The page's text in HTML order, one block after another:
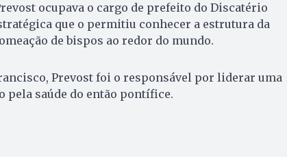
ocupava o cargo de prefeito do Discatério
que o permitiu conhecer a estrutura da
de bispos ao redor do mundo.
Prevost foi o responsável por liderar uma
pela saúde do então pontífice.